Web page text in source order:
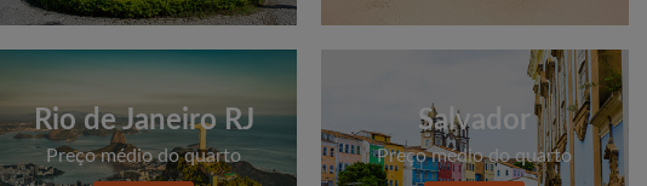
Rio de Janeiro RJ
Preço médio do quarto
Salvador
Preço médio do quarto